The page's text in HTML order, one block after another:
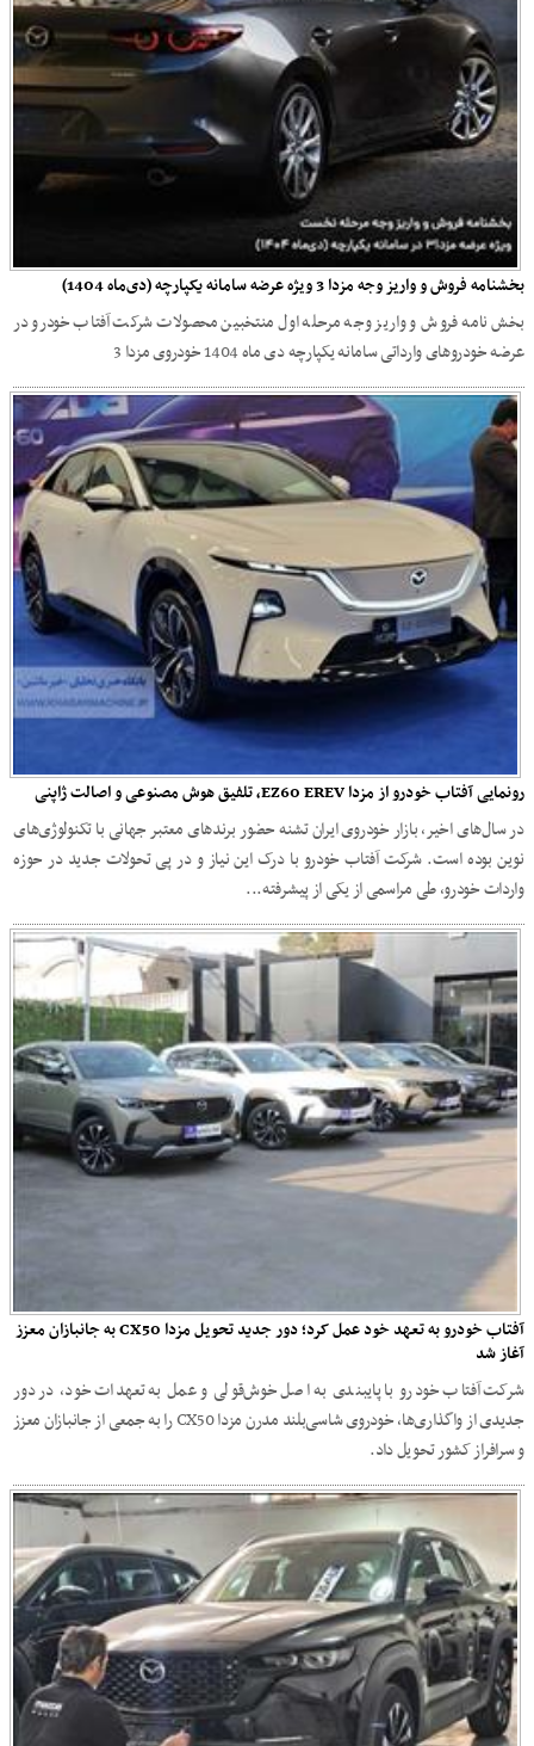
بخشنامه فروش و واریز وجه مزدا 3 ویژه عرضه سامانه یکپارچه (دی‌ماه 1404)
بخش نامه فروش و واریز وجه مرحله اول منتخبین محصولات شرکت آفتاب خودرو در
عرضه خودروهای وارداتی سامانه یکپارچه دی ماه 1404 خودروی مزدا 3
رونمایی آفتاب خودرو از مزدا EZ60 EREV، تلفیق هوش مصنوعی و اصالت ژاپنی
در سال‌های اخیر، بازار خودروی ایران تشنه حضور برندهای معتبر جهانی با تکنولوژی‌های
نوین بوده است. شرکت آفتاب خودرو با درک این نیاز و در پی تحولات جدید در حوزه
واردات خودرو، طی مراسمی از یکی از پیشرفته‌...
آفتاب خودرو به تعهد خود عمل کرد؛ دور جدید تحویل مزدا CX50 به جانبازان معزز
آغاز شد
شرکت آفتاب‌ خودرو با پایبندی به اصل خوش‌قولی و عمل به تعهدات خود، در دور
جدیدی از واگذاری‌ها، خودروی شاسی‌بلند مدرن مزدا CX50 را به جمعی از جانبازان معزز
و سرافراز کشور تحویل داد.